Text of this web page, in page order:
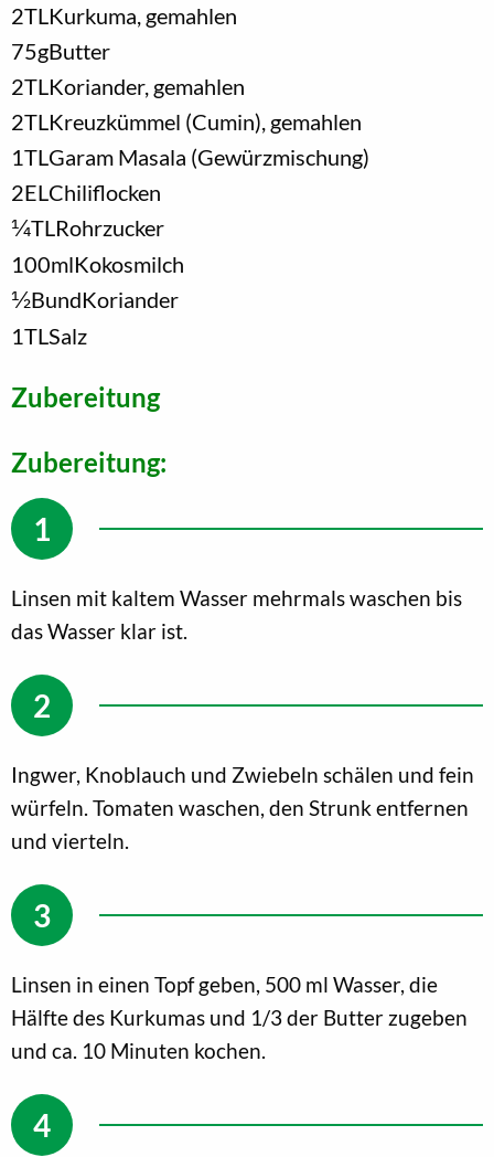
2TL Kurkuma, gemahlen
75gButter
2TL Koriander, gemahlen
2TL Kreuzkümmel (Cumin), gemahlen
1TL Garam Masala (Gewürzmischung)
2EL Chiliflocken
1/4TL Rohrzucker
100mlKokosmilch
1/2BundKoriander
1TL Salz
Zubereitung
Zubereitung:
Linsen mit kaltem Wasser mehrmals waschen bis
das Wasser klar ist.
Ingwer, Knoblauch und Zwiebeln schälen und fein
würfeln. Tomaten waschen, den Strunk entfernen
und vierteln.
Linsen in einen Topf geben, 500 ml Wasser, die
Hälfte des Kurkumas und 1/3 der Butter zugeben
und ca. 10 Minuten kochen.